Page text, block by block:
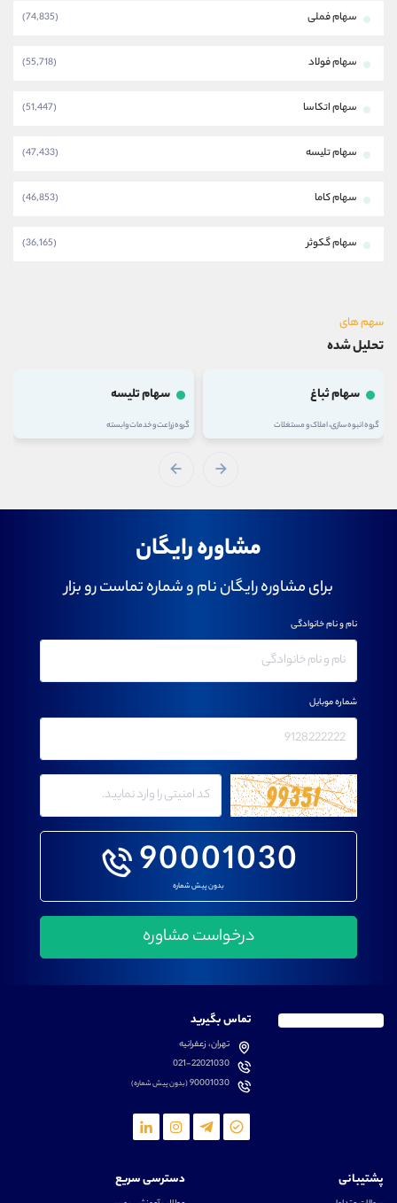
سهام فملی (74,835)
سهام فولاد (55,718)
سهام اتکاسا (51,447)
سهام تلیسه (47,433)
سهام کاما (46,853)
سهام گکوثر (36,165)
سهم های
تحلیل شده
سهام ثباغ
گروه انبوه سازی، املاک و مستغلات
سهام تلیسه
گروه زراعت و خدمات وابسته
مشاوره رایگان
برای مشاوره رایگان نام و شماره تماست رو بزار
90001030
بدون پیش شماره
نام و نام خانوادگی
شماره موبایل
تماس بگیرید
تهران، زعفرانیه
021-22021030
90001030(بدون پیش شماره)
پشتیبانی دسترسی سریع